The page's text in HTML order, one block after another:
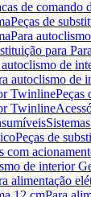
de comando
Peças de
Para
para
autoclismo de
autoclismo de
TwinlinePeças
Twinline
Peças de
com
de interior
alimentação